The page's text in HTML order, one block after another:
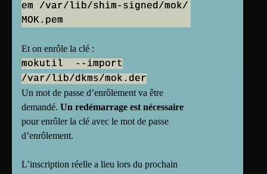
em /var/lib/shim-signed/mok/
Et on enrôle la clé :
mokutil --import
/var/lib/dkms/mok.der
Un mot de passe d’enrôlement va être
demandé. Un redémarrage est nécessaire
pour enrôler la clé avec le mot de passe
d’enrôlement.
L’inscription réelle a lieu lors du prochain